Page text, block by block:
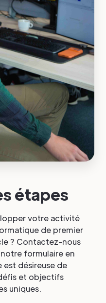
étapes
votre activité
de premier
? Contactez-nous
formulaire en
est désireuse de
et objectifs
uniques.